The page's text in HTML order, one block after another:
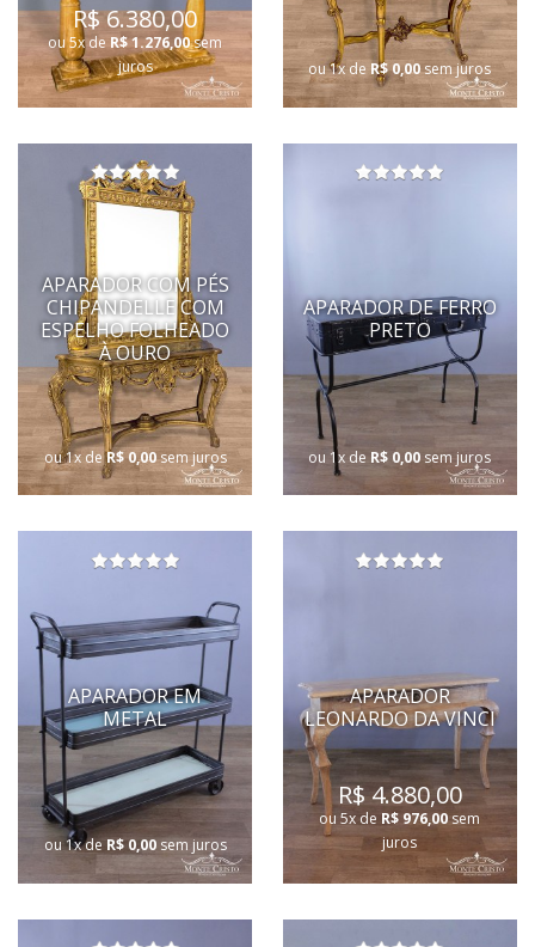
R$ 6.380,00
ou 5x de R$ 1.276,00sem
juros
ou 1x de R$ 0,00sem juros
APARADOR COM PÉS
CHIPANDELLE COM
ESPELHO FOLHEADO
À OURO
ou 1x deR$ 0,00sem juros
APARADOR DE FERRO
PRETO
ou 1x de R$ 0,00 sem juros
APARADOR EM
METAL
ou 1x de R$ 0,00sem juros
APARADOR
LEONARDO DA VINCI
R$ 4.880,00
ou 5x de R$ 976,00sem
juros